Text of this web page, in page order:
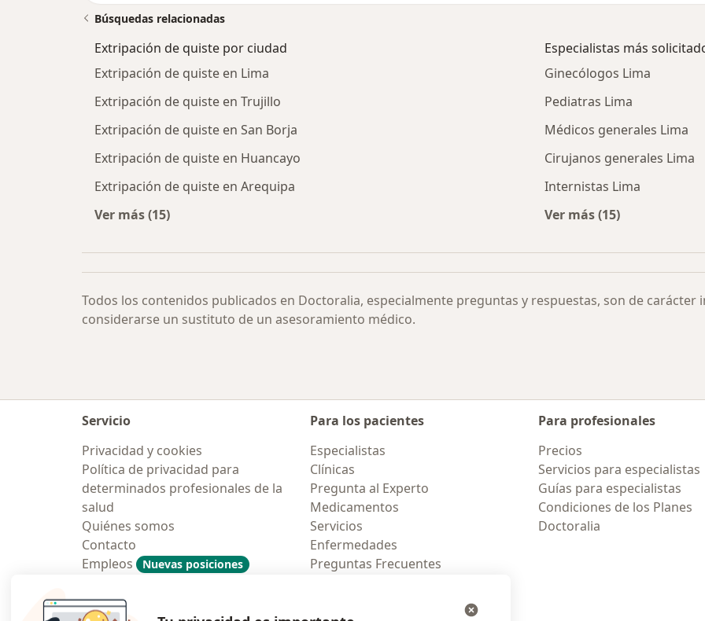
Búsquedas relacionadas
Extripación de quiste por ciudad
Extripación de quiste en Lima
Extripación de quiste en Trujillo
Extripación de quiste en San Borja
Extripación de quiste en Huancayo
Extripación de quiste en Arequipa
Ver más (15)
Especialistas más
Ginecólogos Lima
Pediatras Lima
Médicos generales Lima
Cirujanos generales Lima
Internistas Lima
Ver más (15)
Todos los contenidos publicados en Doctoralia, especialmente preguntas y respuestas, son de
considerarse un sustituto de un asesoramiento médico.
Servicio
Privacidad y cookies
Política de privacidad para
determinados profesionales de la
salud
Quiénes somos
Contacto
Empleos
Nuevas posiciones
Contratación
Para los pacientes
Especialistas
Clínicas
Pregunta al Experto
Medicamentos
Servicios
Enfermedades
Preguntas Frecuentes
Para profesionales
Precios
Servicios para especialistas
Guías para especialistas
Condiciones de los Planes
Doctoralia